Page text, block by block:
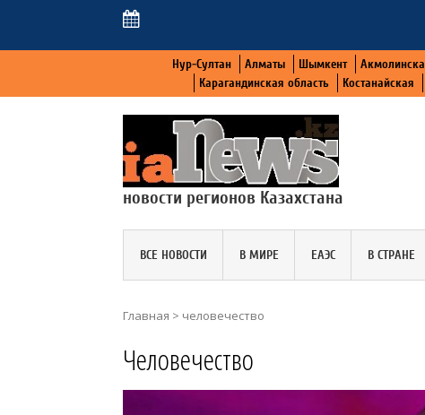
Нур-Султан Алматы Шымкент
Карагандинская область
Костанайская
новости регионов Казахстана
ВСЕ НОВОСТИ В МИРЕ ЕАЭС В СТРАНЕ
Главная > человечество
Человечество